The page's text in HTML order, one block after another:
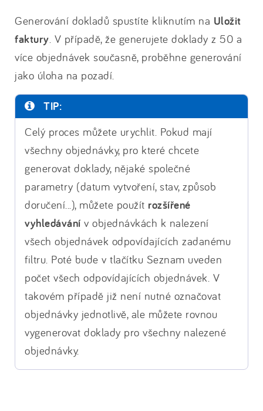
Generování dokladů spustíte kliknutím na Uložit
faktury. V případě, že generujete doklady z 50 a
více objednávek současně, proběhne generování
jako úloha na pozadí.
TIP:
Celý proces můžete urychlit. Pokud mají
všechny objednávky, pro které chcete
generovat doklady, nějaké společné
parametry (datum vytvoření, stav, způsob
doručení...), můžete použít rozšířené
vyhledávání v objednávkách k nalezení
všech objednávek odpovídajících zadanému
filtru. Poté bude v tlačítku Seznam uveden
počet všech odpovídajících objednávek. V
takovém případě již není nutné označovat
objednávky jednotlivě, ale můžete rovnou
vygenerovat doklady pro všechny nalezené
objednávky.